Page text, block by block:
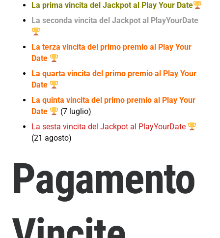
La prima vincita del Jackpot al Play Your Date
La seconda vincita del Jackpot al PlayYourDate
La terza vincita del primo premio al Play Your
Date
La quarta vincita del primo premio al Play Your
Date
La quinta vincita del primo premio al Play Your
Date
(7 luglio)
La sesta vincita del Jackpot al PlayYourDate
(21 agosto)
Pagamento